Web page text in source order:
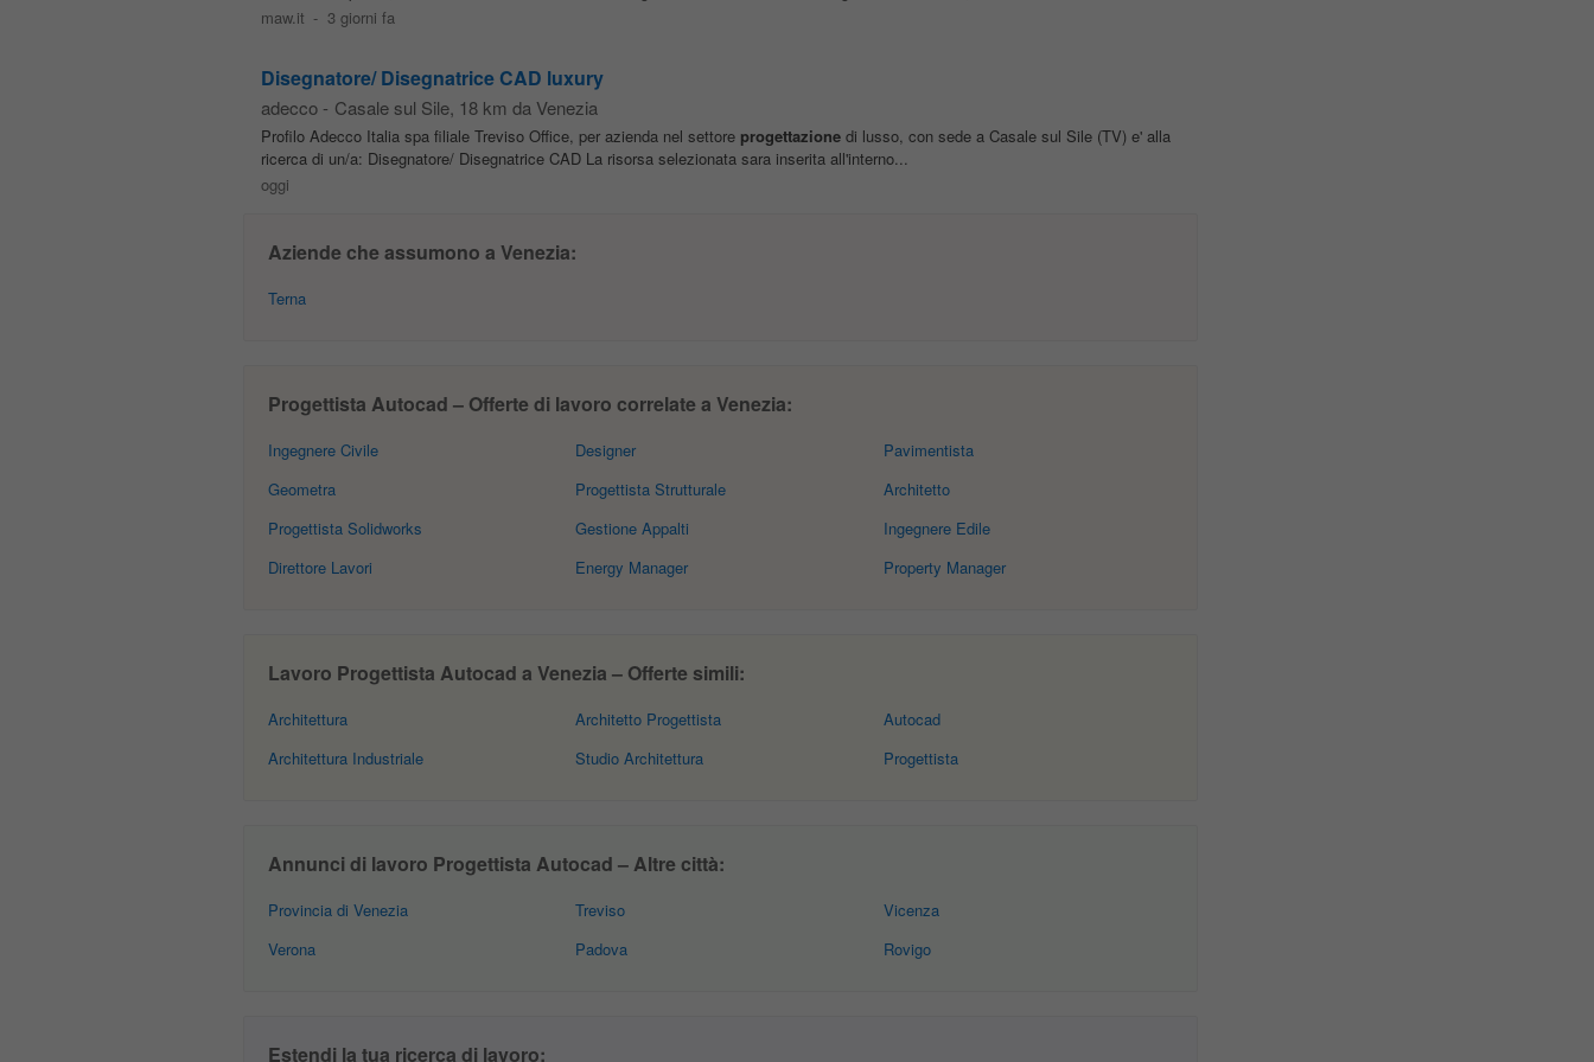
maw.it - 3 giorni fa
Disegnatore/ Disegnatrice CAD luxury
adecco - Casale sul Sile, 18 km da Venezia
Profilo Adecco Italia spa filiale Treviso Office, per azienda nel settore progettazionedi lusso, con sede a Casale sul Sile (TV) e' alla
ricerca di un/a: Disegnatore/ Disegnatrice CAD La risorsa selezionata sara inserita all'interno...
oggi
Aziende che assumono a Venezia:
Terna
Progettista Autocad – Offerte di lavoro correlate a Venezia:
Ingegnere Civile
Geometra
Progettista Solidworks
Direttore Lavori
Designer
Progettista Strutturale
Gestione Appalti
Energy Manager
Pavimentista
Architetto
Ingegnere Edile
Property Manager
Lavoro Progettista Autocad a Venezia – Offerte simili:
Architettura
Architettura Industriale
Architetto Progettista
Studio Architettura
Autocad
Progettista
Annunci di lavoro Progettista Autocad – Altre città:
Provincia di Venezia
Verona
Treviso
Padova
Vicenza
Rovigo
Estendi la tua ricerca di lavoro: